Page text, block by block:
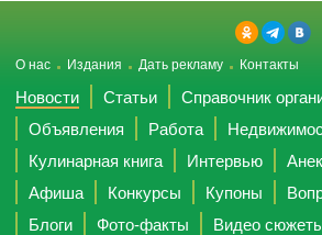
О нас Издания Дать рекламу Контакты
Новости Статьи
Справочник
Объявления
Работа
Кулинарная книга
Интервью
Афиша
Конкурсы Купоны
Блоги
Фото-факты
Видео